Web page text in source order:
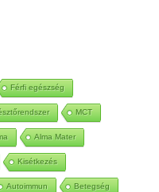
Férfi egészség
MCT
Alma Mater
Kisétkezés
Autoimmun Betegség